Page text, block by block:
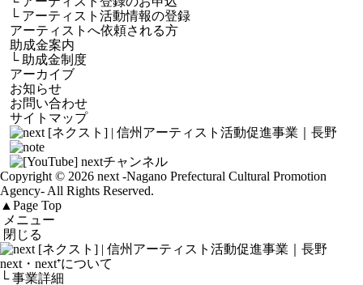
└ アーティスト活動情報の登録
アーティストへ依頼される方
助成金案内
└ 助成金制度
アーカイブ
お知らせ
お問い合わせ
サイトマップ
Copyright © 2026 next -Nagano Prefectural Cultural Promotion
Agency- All Rights Reserved.
▲ Page Top
メニュー
閉じる
next・next⁺について
└ 事業詳細